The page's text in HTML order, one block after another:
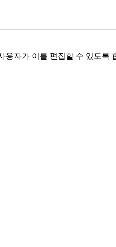
용자가 이를 편집할 수 있도록